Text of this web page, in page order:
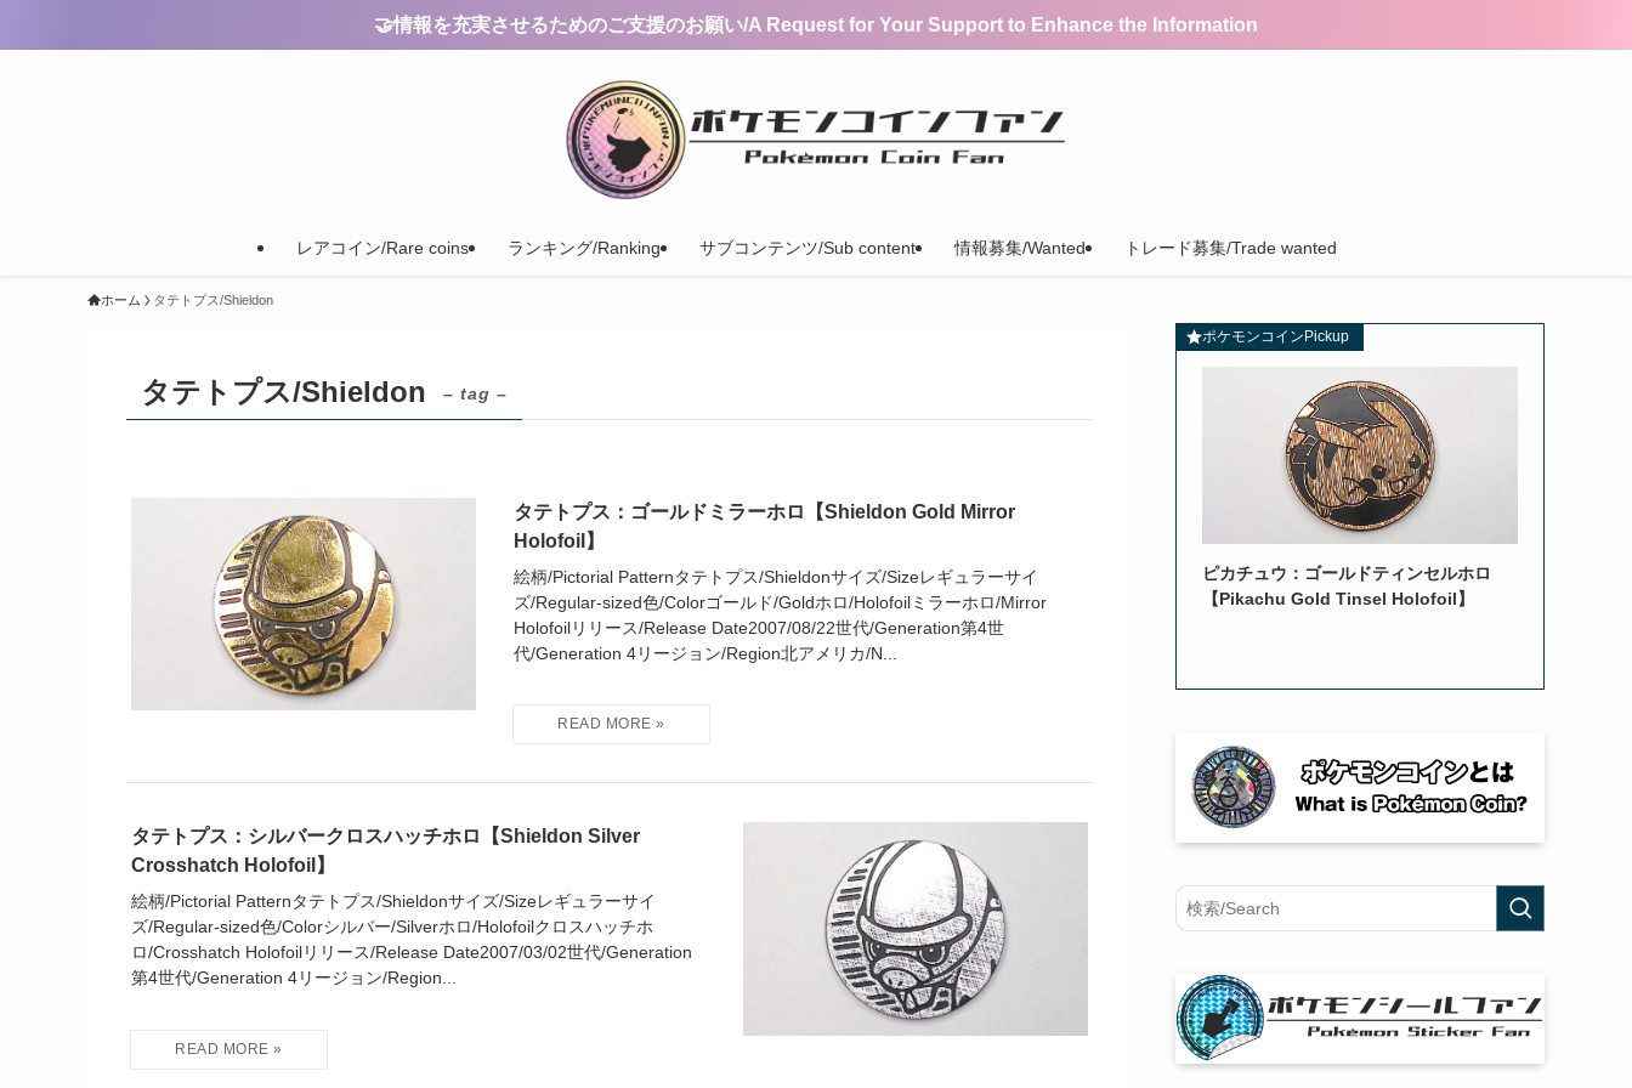
🤝情報を充実させるためのご支援のお願い/A Request for Your Support to Enhance the Information
レアコイン/Rare coins ランキング/Ranking サブコンテンツ/Sub content 情報募集/Wanted トレード募集/Trade wanted
ホーム タテトプス/Shieldon
タテトプス/Shieldon – tag –
タテトプス：ゴールドミラーホロ【Shieldon Gold Mirror
Holofoil】
絵柄/Pictorial Patternタテトプス/Shieldonサイズ/Sizeレギュラーサイ
ズ/Regular-sized色/Colorゴールド/Goldホロ/Holofoilミラーホロ/Mirror
Holofoilリリース/Release Date2007/08/22世代/Generation第4世
代/Generation 4リージョン/Region北アメリカ/N...
タテトプス：シルバークロスハッチホロ【Shieldon Silver
Crosshatch Holofoil】
絵柄/Pictorial Patternタテトプス/Shieldonサイズ/Sizeレギュラーサイ
ズ/Regular-sized色/Colorシルバー/Silverホロ/Holofoilクロスハッチホ
ロ/Crosshatch Holofoilリリース/Release Date2007/03/02世代/Generation
第4世代/Generation 4リージョン/Region...
ポケモンコインPickup
ピカチュウ：ゴールドティンセルホロ
【Pikachu Gold Tinsel Holofoil】